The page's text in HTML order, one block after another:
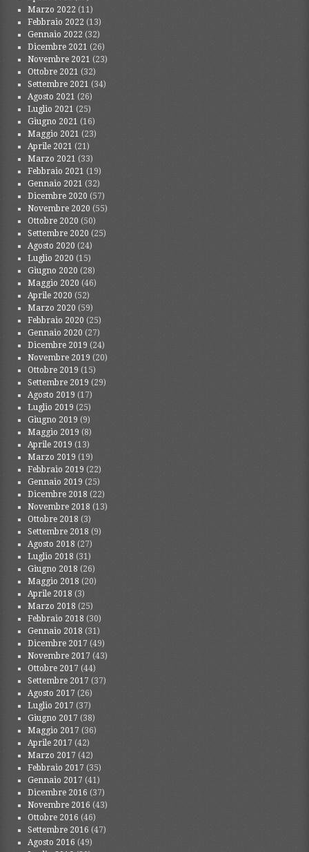
Marzo 2022 (11)
Febbraio 2022 (13)
Gennaio 2022 (32)
Dicembre 2021 (26)
Novembre 2021 (23)
Ottobre 2021 (32)
Settembre 2021 (34)
Agosto 2021 (26)
Luglio 2021 (25)
Giugno 2021 (16)
Maggio 2021 (23)
Aprile 2021 (21)
Marzo 2021 (33)
Febbraio 2021 (19)
Gennaio 2021 (32)
Dicembre 2020 (57)
Novembre 2020 (55)
Ottobre 2020 (50)
Settembre 2020 (25)
Agosto 2020 (24)
Luglio 2020 (15)
Giugno 2020 (28)
Maggio 2020 (46)
Aprile 2020 (52)
Marzo 2020 (59)
Febbraio 2020 (25)
Gennaio 2020 (27)
Dicembre 2019 (24)
Novembre 2019 (20)
Ottobre 2019 (15)
Settembre 2019 (29)
Agosto 2019 (17)
Luglio 2019 (25)
Giugno 2019 (9)
Maggio 2019 (8)
Aprile 2019 (13)
Marzo 2019 (19)
Febbraio 2019 (22)
Gennaio 2019 (25)
Dicembre 2018 (22)
Novembre 2018 (13)
Ottobre 2018 (3)
Settembre 2018 (9)
Agosto 2018 (27)
Luglio 2018 (31)
Giugno 2018 (26)
Maggio 2018 (20)
Aprile 2018 (3)
Marzo 2018 (25)
Febbraio 2018 (30)
Gennaio 2018 (31)
Dicembre 2017 (49)
Novembre 2017 (43)
Ottobre 2017 (44)
Settembre 2017 (37)
Agosto 2017 (26)
Luglio 2017 (37)
Giugno 2017 (38)
Maggio 2017 (36)
Aprile 2017 (42)
Marzo 2017 (42)
Febbraio 2017 (35)
Gennaio 2017 (41)
Dicembre 2016 (37)
Novembre 2016 (43)
Ottobre 2016 (46)
Settembre 2016 (47)
Agosto 2016 (49)